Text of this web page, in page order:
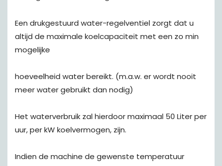
Een drukgestuurd water-regelventiel zorgt dat u
altijd de maximale koelcapaciteit met een zo min
mogelijke
hoeveelheid water bereikt. (m.a.w. er wordt nooit
meer water gebruikt dan nodig)
Het waterverbruik zal hierdoor maximaal 50 Liter per
uur, per kW koelvermogen, zijn.
Indien de machine de gewenste temperatuur